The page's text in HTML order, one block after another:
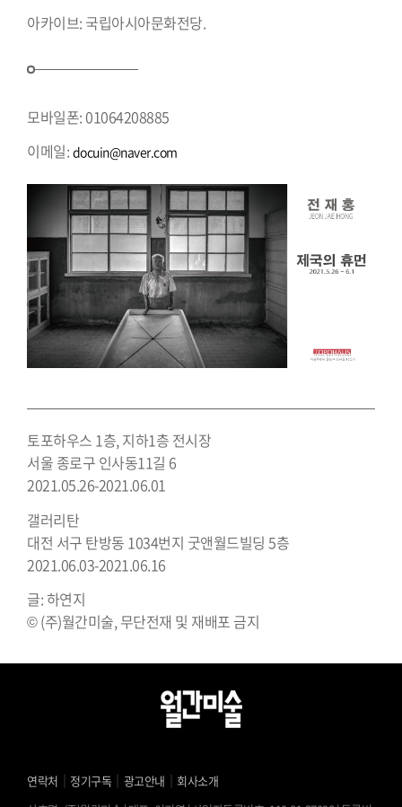
아카이브: 국립아시아문화전당.
모바일폰: 01064208885
이메일: docuin@naver.com
토포하우스 1층, 지하1층 전시장
서울 종로구 인사동11길 6
2021.05.26-2021.06.01
갤러리탄
대전 서구 탄방동 1034번지 굿앤월드빌딩 5층
2021.06.03-2021.06.16
글: 하연지
© (주)월간미술, 무단전재 및 재배포 금지
연락처 ｜ 정기구독 ｜ 광고안내 ｜ 회사소개